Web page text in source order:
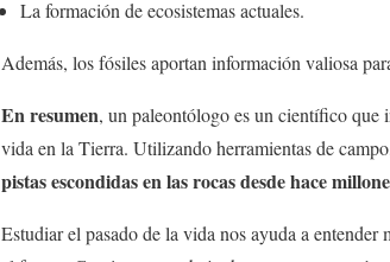
La formación de ecosistemas actuales.
Además, los fósiles aportan información valiosa
En resumen, un paleontólogo es un científico que
vida en la Tierra. Utilizando herramientas de
pistas escondidas en las rocas desde hace
Estudiar el pasado de la vida nos ayuda a